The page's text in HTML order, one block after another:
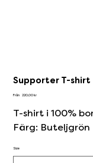
Supporter T-shirt
Från Pris
220,00 kr
T-shirt i 100%
Färg: Buteljgrön
Size